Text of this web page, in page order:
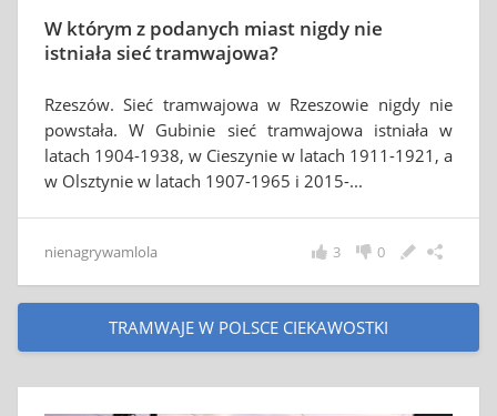
W którym z podanych miast nigdy nie
istniała sieć tramwajowa?
Rzeszów. Sieć tramwajowa w Rzeszowie nigdy nie
powstała. W Gubinie sieć tramwajowa istniała w
latach 1904-1938, w Cieszynie w latach 1911-1921, a
w Olsztynie w latach 1907-1965 i 2015-...
nienagrywamlola 0
3
TRAMWAJE W POLSCE CIEKAWOSTKI